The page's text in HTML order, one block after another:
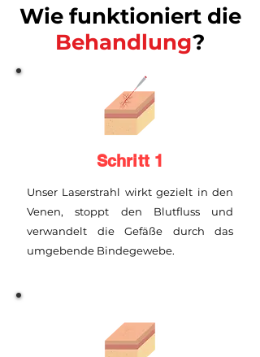
Wie funktioniert die
Behandlung?
Schritt 1
Unser Laserstrahl wirkt gezielt in den
Venen, stoppt den Blutfluss und
verwandelt die Gefäße durch das
umgebende Bindegewebe.